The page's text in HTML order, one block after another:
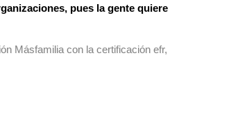
pues la gente quiere
Másfamilia con la certificación efr,